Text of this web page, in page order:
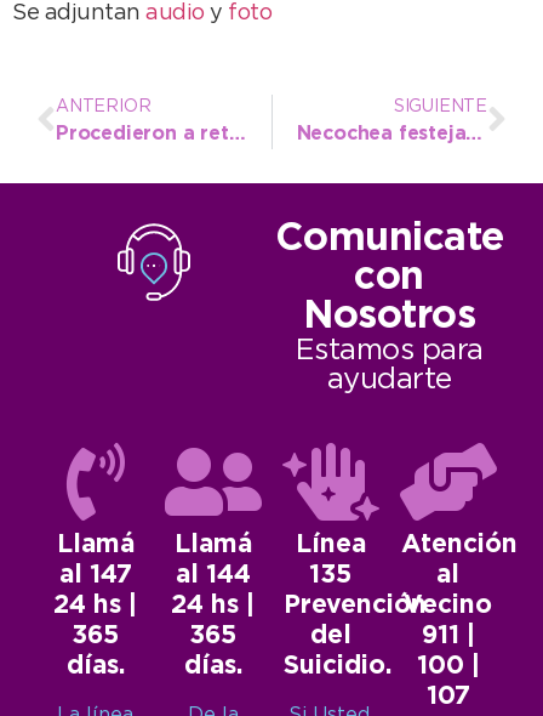
Se adjuntan audio y foto
ANTERIOR
Procedieron a retirar escaparates abandonados en la vía pública
SIGUIENTE
Necochea festejará su cumpleaños con el humor y la impronta de “Freddy” Villarreal
Comunicate
con
Nosotros
Estamos para
ayudarte
Llamá
al 147
24 hs |
365
días.
Llamá
al 144
24 hs |
365
días.
Línea
135
Prevención
del
Suicidio.
Atención
al
Vecino
911 |
100 |
107